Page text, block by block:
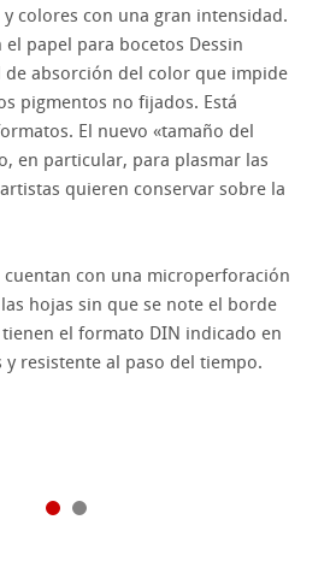
colores con una gran intensidad.
el papel para bocetos Dessin
de absorción del color que impide
pigmentos no fijados. Está
El nuevo «tamaño del
en particular, para plasmar las
quieren conservar sobre la
cuentan con una microperforación
hojas sin que se note el borde
el formato DIN indicado en
y resistente al paso del tiempo.